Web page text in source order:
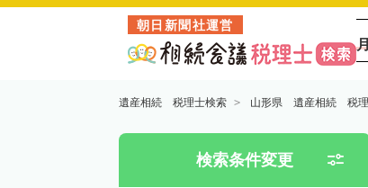
朝日新聞社運営
遺産相続 税理士検索 山形県 遺産相続 税
検索条件変更